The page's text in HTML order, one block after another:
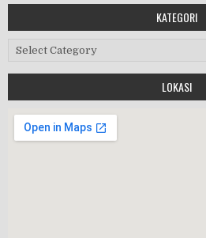
Workshop Perangkat 2019
HALAL BIHALAL
KATEGORI
Kategori
LOKASI